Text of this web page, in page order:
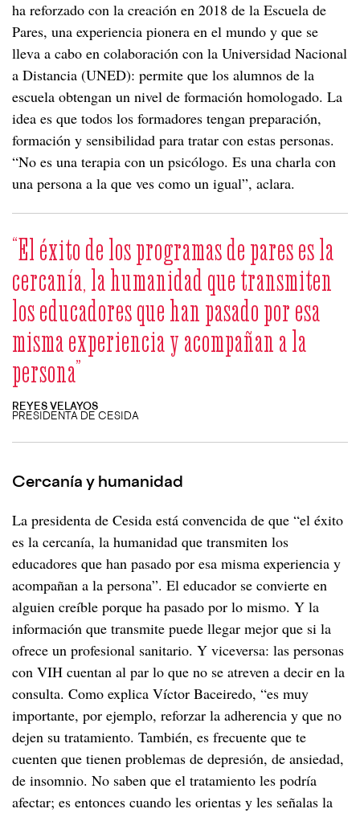
ha reforzado con la creación en 2018 de la Escuela de
Pares, una experiencia pionera en el mundo y que se
lleva a cabo en colaboración con la Universidad Nacional
a Distancia (UNED): permite que los alumnos de la
escuela obtengan un nivel de formación homologado. La
idea es que todos los formadores tengan preparación,
formación y sensibilidad para tratar con estas personas.
“No es una terapia con un psicólogo. Es una charla con
una persona a la que ves como un igual”, aclara.
“El éxito de los programas de pares es la
cercanía, la humanidad que transmiten
los educadores que han pasado por esa
misma experiencia y acompañan a la
persona”
REYES VELAYOS
PRESIDENTA DE CESIDA
Cercanía y humanidad
La presidenta de Cesida está convencida de que “el éxito
es la cercanía, la humanidad que transmiten los
educadores que han pasado por esa misma experiencia y
acompañan a la persona”. El educador se convierte en
alguien creíble porque ha pasado por lo mismo. Y la
información que transmite puede llegar mejor que si la
ofrece un profesional sanitario. Y viceversa: las personas
con VIH cuentan al par lo que no se atreven a decir en la
consulta. Como explica Víctor Baceiredo, “es muy
importante, por ejemplo, reforzar la adherencia y que no
dejen su tratamiento. También, es frecuente que te
cuenten que tienen problemas de depresión, de ansiedad,
de insomnio. No saben que el tratamiento les podría
afectar; es entonces cuando les orientas y les señalas la